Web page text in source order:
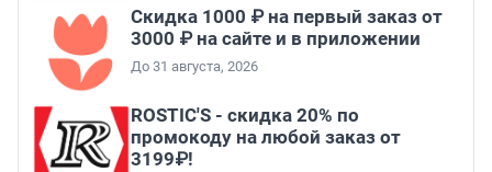
Скидка 1000 ₽ на первый заказ от
3000 ₽ на сайте и в приложении
До 31 августа, 2026
ROSTIC'S - скидка 20% по
промокоду на любой заказ от
3199₽!